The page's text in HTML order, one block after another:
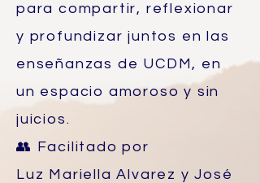
para compartir, reflexionar
y profundizar juntos en las
enseñanzas de UCDM, en
un espacio amoroso y sin
juicios.
👥 Facilitado por
Luz Mariella Alvarez y José